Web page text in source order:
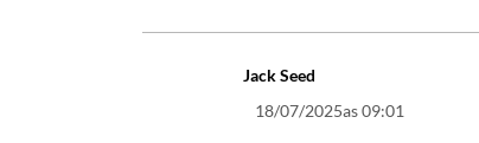
Jack Seed
18/07/2025as 09:01